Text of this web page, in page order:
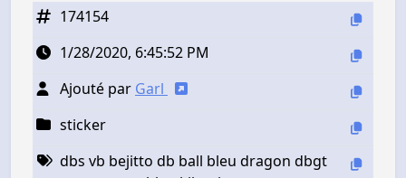
174154
1/28/2020, 6:45:52 PM
Ajouté par Garl
sticker
dbs vb bejitto db ball bleu dragon dbgt